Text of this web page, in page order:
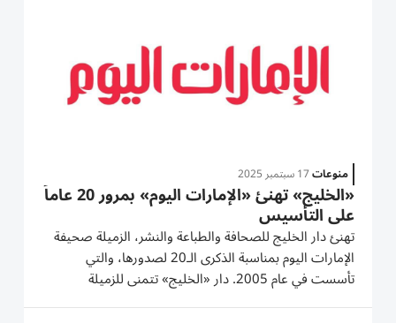
منوعات17 سبتمبر 2025
«الخليج» تهنئ «الإمارات اليوم» بمرور 20 عاماً
على التأسيس
تهنئ دار الخليج للصحافة والطباعة والنشر، الزميلة صحيفة
الإمارات اليوم بمناسبة الذكرى الـ20 لصدورها، والتي
تأسست في عام 2005. دار «الخليج» تتمنى للزميلة
«الإمارات اليوم» المزيد من الازدهار والتقدم لخدمة قضايا